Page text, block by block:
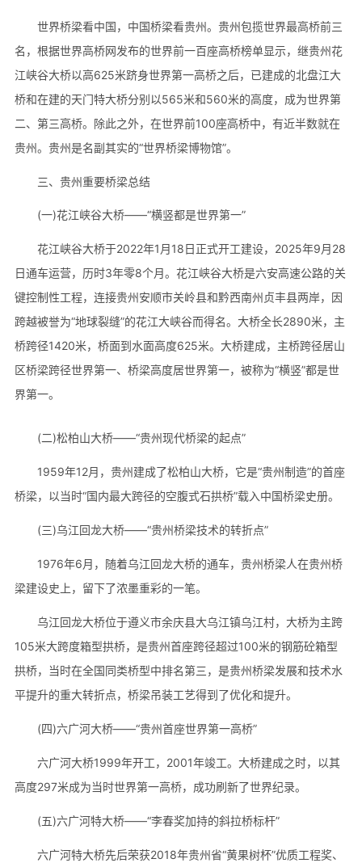
世界桥梁看中国，中国桥梁看贵州。贵州包揽世界最高桥前三
名，根据世界高桥网发布的世界前一百座高桥榜单显示，继贵州花
江峡谷大桥以高625米跻身世界第一高桥之后，已建成的北盘江大
桥和在建的天门特大桥分别以565米和560米的高度，成为世界第
二、第三高桥。除此之外，在世界前100座高桥中，有近半数就在
贵州。贵州是名副其实的“世界桥梁博物馆”。
三、贵州重要桥梁总结
(一)花江峡谷大桥——“横竖都是世界第一”​
花江峡谷大桥于2022年1月18日正式开工建设，2025年9月28
日通车运营，历时3年零8个月。花江峡谷大桥是六安高速公路的关
键控制性工程，连接贵州安顺市关岭县和黔西南州贞丰县两岸，因
跨越被誉为“地球裂缝”的花江大峡谷而得名。大桥全长2890米，主
桥跨径1420米，桥面到水面高度625米。大桥建成，主桥跨径居山
区桥梁跨径世界第一、桥梁高度居世界第一，被称为“横竖”都是世
界第一。
(二)松柏山大桥——“贵州现代桥梁的起点”
1959年12月，贵州建成了松柏山大桥，它是“贵州制造”的首座
桥梁，以当时“国内最大跨径的空腹式石拱桥”载入中国桥梁史册。
(三)乌江回龙大桥——“贵州桥梁技术的转折点”
1976年6月，随着乌江回龙大桥的通车，贵州桥梁人在贵州桥
梁建设史上，留下了浓墨重彩的一笔。
乌江回龙大桥位于遵义市余庆县大乌江镇乌江村，大桥为主跨
105米大跨度箱型拱桥，是贵州首座跨径超过100米的钢筋砼箱型
拱桥，当时在全国同类桥型中排名第三，是贵州桥梁发展和技术水
平提升的重大转折点，桥梁吊装工艺得到了优化和提升。
(四)六广河大桥——“贵州首座世界第一高桥”
六广河大桥1999年开工，2001年竣工。大桥建成之时，以其
高度297米成为当时世界第一高桥，成功刷新了世界纪录。
(五)六广河特大桥——“李春奖加持的斜拉桥标杆”
六广河特大桥先后荣获2018年贵州省“黄果树杯”优质工程奖、